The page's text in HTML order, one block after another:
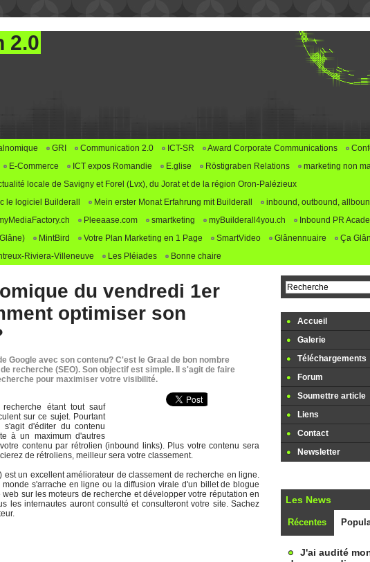
2.0
GRI Communication 2.0 ICT-SR Award Corporate Communications
E-Commerce ICT expos Romandie E.glise Röstigraben Relations marketing non
locale de Savigny et Forel (Lvx), du Jorat et de la région Oron-Palézieux
le logiciel Builderall
Mein erster Monat Erfahrung mit Builderall inbound, outbound,
Pleeaase.com smartketing myBuilderall4you.ch
Inbound PR
MintBird Votre Plan Marketing en 1 Page SmartVideo Glânennuaire
Ça
Riviera-Villeneuve Les Pléiades Bonne chaire
du vendredi 1er
optimiser son
Google avec son contenu? C'est le Graal de bon nombre
recherche (SEO). Son objectif est simple. Il s'agit de faire
pour maximiser votre visibilité.
étant tout sauf
sur ce sujet. Pourtant
d'éditer du contenu
à un maximum d'autres
contenu par rétrolien (inbound links). Plus votre contenu sera
de rétroliens, meilleur sera votre classement.
est un excellent améliorateur de classement de recherche en ligne.
s'arrache en ligne ou la diffusion virale d'un billet de blogue
sur les moteurs de recherche et développer votre réputation en
les internautes auront consulté et consulteront votre site. Sachez
Accueil
Galerie
Téléchargements
Forum
Soumettre article
Liens
Contact
Newsletter
Les News
Récentes
J'ai audité